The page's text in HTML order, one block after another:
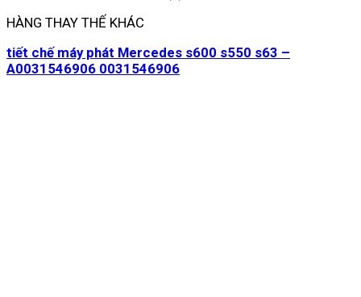
HÀNG THAY THẾ KHÁC
tiết chế máy phát Mercedes s600 s550 s63 –
A0031546906 0031546906